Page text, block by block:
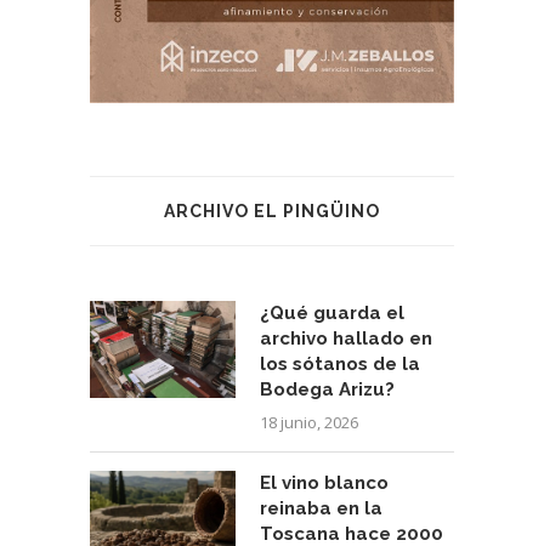
ARCHIVO EL PINGÜINO
¿Qué guarda el
archivo hallado en
los sótanos de la
Bodega Arizu?
18 junio, 2026
El vino blanco
reinaba en la
Toscana hace 2000